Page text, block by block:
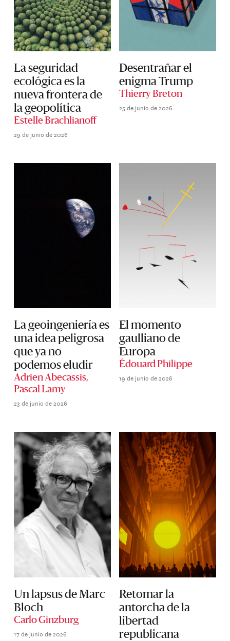
La seguridad
ecológica es la
nueva frontera de
la geopolítica
Estelle Brachlianoff
29 de junio de 2026
Desentrañar el
enigma Trump
Thierry Breton
25 de junio de 2026
La geoingeniería es
una idea peligrosa
que ya no
podemos eludir
Adrien Abecassis,
Pascal Lamy
23 de junio de 2026
El momento
gaulliano de
Europa
Édouard Philippe
19 de junio de 2026
Un lapsus de Marc
Bloch
Carlo Ginzburg
17 de junio de 2026
Retomar la
antorcha de la
libertad
republicana